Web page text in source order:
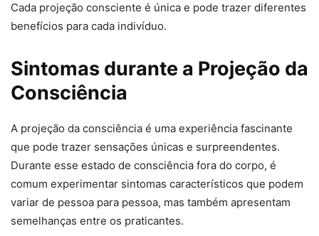
Cada projeção consciente é única e pode trazer diferentes
benefícios para cada indivíduo.
Sintomas durante a Projeção da
Consciência
A projeção da consciência é uma experiência fascinante
que pode trazer sensações únicas e surpreendentes.
Durante esse estado de consciência fora do corpo, é
comum experimentar sintomas característicos que podem
variar de pessoa para pessoa, mas também apresentam
semelhanças entre os praticantes.